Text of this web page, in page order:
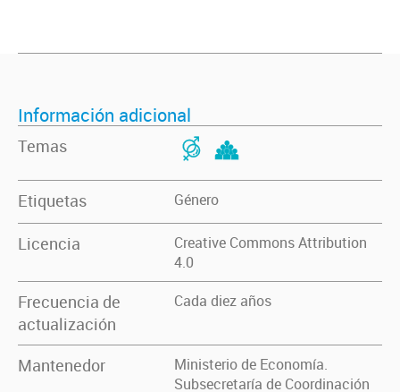
Información adicional
Temas
Etiquetas Género
Licencia
Creative Commons Attribution
4.0
Frecuencia de
actualización
Cada diez años
Mantenedor
Ministerio de Economía.
Subsecretaría de Coordinación